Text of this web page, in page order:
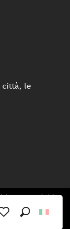
città, le
partner turistici